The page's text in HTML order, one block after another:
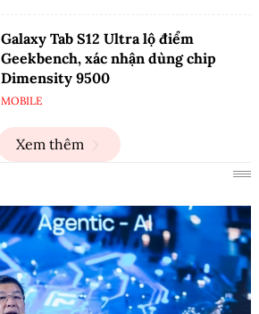
Galaxy Tab S12 Ultra lộ điểm
Geekbench, xác nhận dùng chip
Dimensity 9500
MOBILE
Xem thêm